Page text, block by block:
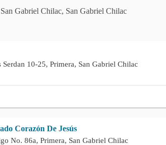
Gabriel Chilac, San Gabriel Chilac
10-25, Primera, San Gabriel Chilac
Corazón De Jesús
No. 86a, Primera, San Gabriel Chilac